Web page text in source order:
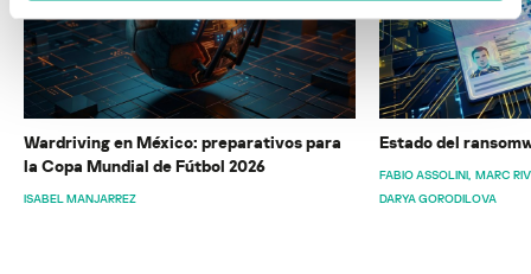
Wardriving en México: preparativos para
la Copa Mundial de Fútbol 2026
ISABEL MANJARREZ
Estado del
FABIO ASSOLINI MARC
DARYA GORODILOVA